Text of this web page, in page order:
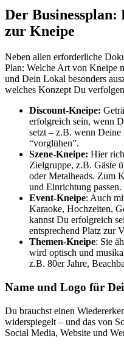
Der
zur Kneipe
Neben allen erforderliche
Plan: Welche Art von Kneipe
und Dein Lokal besonders
welches Konzept Du
Discount-Kneipe:
erfolgreich sein, wenn
setzt – z.B. wenn
“vorglühen”.
Szene-Kneipe: Hier
Zielgruppe, z.B. Gäste
oder Metalheads. Zum
und Einrichtung passen.
Event-Kneipe: Auch
Karaoke, Hochzeiten,
kannst Du erfolgreich
entsprechend Platz zur
Themen-Kneipe: Sie
wird optisch und
z.B. 80er Jahre,
Name und Logo für
Du brauchst einen
widerspiegelt – und das von
Social Media, Website und